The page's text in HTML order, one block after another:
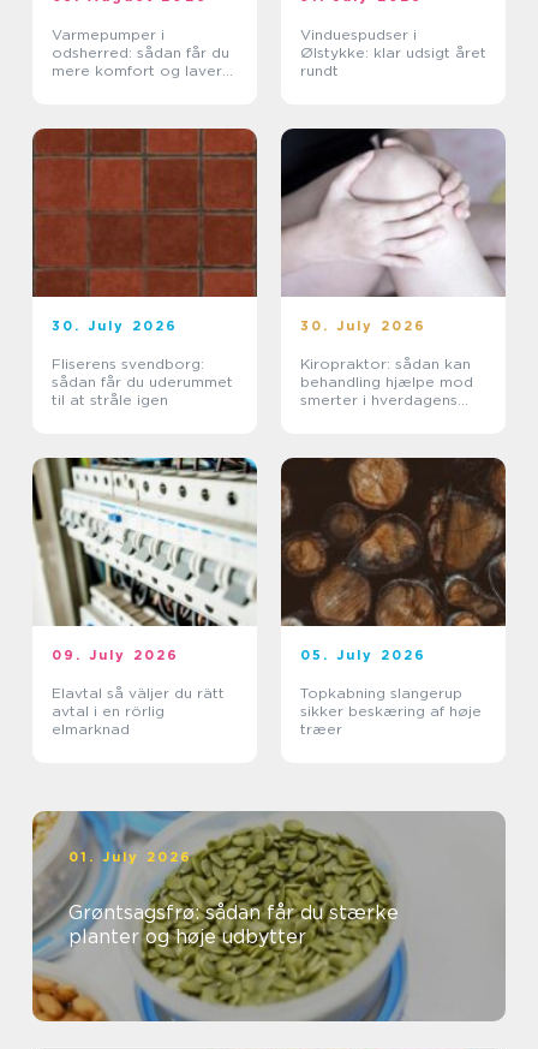
Varmepumper i
odsherred: sådan får du
mere komfort og lavere
Vinduespudser i
Ølstykke: klar udsigt året
rundt
30. July 2026
Fliserens svendborg:
sådan får du uderummet
til at stråle igen
30. July 2026
Kiropraktor: sådan kan
behandling hjælpe mod
smerter i hverdagens
09. July 2026
Elavtal så väljer du rätt
avtal i en rörlig
elmarknad
05. July 2026
Topkabning slangerup
sikker beskæring af høje
træer
01. July 2026
Grøntsagsfrø: sådan får du stærke
planter og høje udbytter